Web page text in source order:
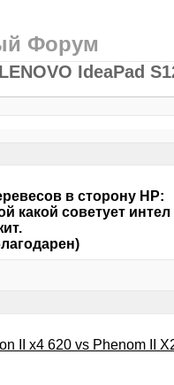
Форум
IdeaPad
в сторону HP:
какой советует
II x4 620 vs Phenom II